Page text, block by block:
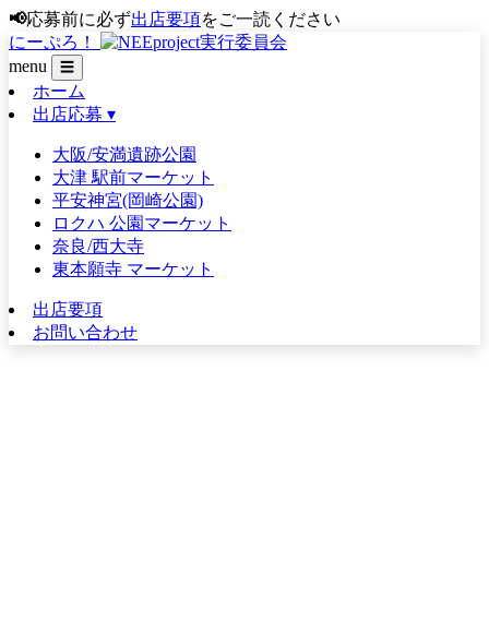
📢応募前に必ず出店要項をご一読ください
にーぷろ！
menu
☰
ホーム
出店応募 ▾
大阪/安満遺跡公園
大津 駅前マーケット
平安神宮(岡崎公園)
ロクハ 公園マーケット
奈良/西大寺
東本願寺 マーケット
出店要項
お問い合わせ